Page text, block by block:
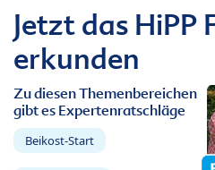
Jetzt das HiPP
erkunden
Zu diesen Themenbereichen
gibt es Expertenratschläge
Beikost-Start